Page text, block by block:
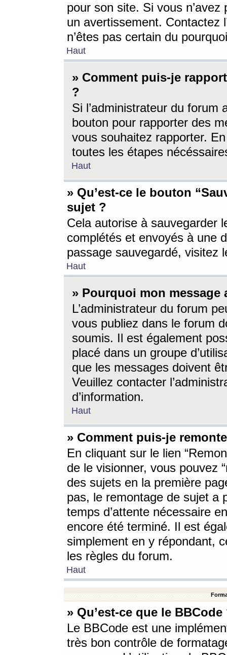
pour son site. Si vous
un avertissement. Contactez
n’êtes pas certain du
Haut
» Comment puis-je
?
Si l’administrateur du forum
bouton pour rapporter des
vous souhaitez rapporter.
toutes les étapes
Haut
» Qu’est-ce le bouton
sujet ?
Cela autorise à sauvegarder
complétés et envoyés à une
passage sauvegardé, visitez
Haut
» Pourquoi mon message
L’administrateur du forum
vous publiez dans le forum
soumis. Il est également
placé dans un groupe
que les messages doivent
Veuillez contacter
d’information.
Haut
» Comment puis-je
En cliquant sur le lien
de le visionner, vous pouvez
des sujets en la première
pas, le remontage de sujet a
temps d’attente nécessaire
encore été terminé. Il est
simplement en y répondant,
les règles du forum.
Haut
» Qu’est-ce que le BBCode
Le BBCode est une
très bon contrôle de